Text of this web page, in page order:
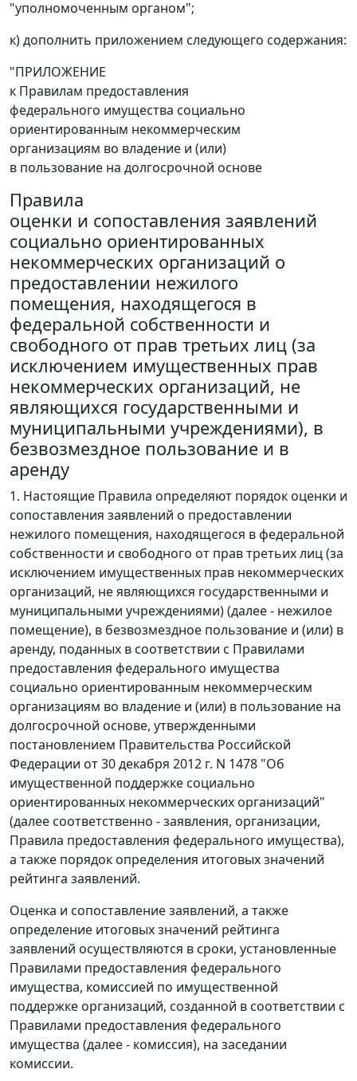
"уполномоченным органом";
к) дополнить приложением следующего содержания:
"ПРИЛОЖЕНИЕ
к Правилам предоставления
федерального имущества социально
ориентированным некоммерческим
организациям во владение и (или)
в пользование на долгосрочной основе
Правила
оценки и сопоставления заявлений
социально ориентированных
некоммерческих организаций о
предоставлении нежилого
помещения, находящегося в
федеральной собственности и
свободного от прав третьих лиц (за
исключением имущественных прав
некоммерческих организаций, не
являющихся государственными и
муниципальными учреждениями), в
безвозмездное пользование и в
аренду
1. Настоящие Правила определяют порядок оценки и
сопоставления заявлений о предоставлении
нежилого помещения, находящегося в федеральной
собственности и свободного от прав третьих лиц (за
исключением имущественных прав некоммерческих
организаций, не являющихся государственными и
муниципальными учреждениями) (далее - нежилое
помещение), в безвозмездное пользование и (или) в
аренду, поданных в соответствии с Правилами
предоставления федерального имущества
социально ориентированным некоммерческим
организациям во владение и (или) в пользование на
долгосрочной основе, утвержденными
постановлением Правительства Российской
Федерации от 30 декабря 2012 г. N 1478 "Об
имущественной поддержке социально
ориентированных некоммерческих организаций"
(далее соответственно - заявления, организации,
Правила предоставления федерального имущества),
а также порядок определения итоговых значений
рейтинга заявлений.
Оценка и сопоставление заявлений, а также
определение итоговых значений рейтинга
заявлений осуществляются в сроки, установленные
Правилами предоставления федерального
имущества, комиссией по имущественной
поддержке организаций, созданной в соответствии с
Правилами предоставления федерального
имущества (далее - комиссия), на заседании
комиссии.